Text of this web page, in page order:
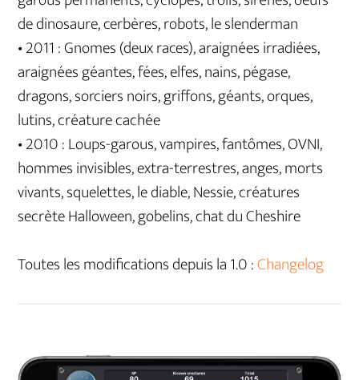
de dinosaure, cerbères, robots, le slenderman
• 2011 : Gnomes (deux races), araignées irradiées,
araignées géantes, fées, elfes, nains, pégase,
dragons, sorciers noirs, griffons, géants, orques,
lutins, créature cachée
• 2010 : Loups-garous, vampires, fantômes, OVNI,
hommes invisibles, extra-terrestres, anges, morts
vivants, squelettes, le diable, Nessie, créatures
secrète Halloween, gobelins, chat du Cheshire
Toutes les modifications depuis la 1.0 :Changelog